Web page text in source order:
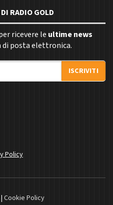
RADIO GOLD
ricevere le ultime news
posta elettronica.
ISCRIVITI
Policy
Cookie Policy